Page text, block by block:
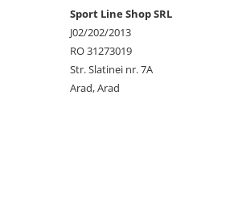
Sport Line Shop SRL
J02/202/2013
RO 31273019
Str. Slatinei nr. 7A
Arad, Arad